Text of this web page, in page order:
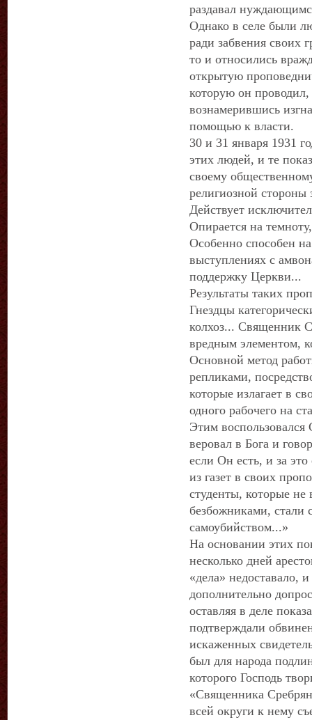
раздавал
Однако в селе были
ради забвения своих
то и относились
открытую
которую он проводил,
вознамерившись
помощью к власти.
30 и 31 января 1931
этих людей, и те
своему
религиозной стороны
Действует
Опирается на
Особенно способен
выступлениях с
поддержку Церкви...
Результаты таких
Гнездцы
колхоз... Священник
вредным элементом,
Основной метод
репликами,
которые излагает в
одного рабочего на
Этим воспользовался
веровал в Бога и
если Он есть, и за это
из газет в своих
студенты, которые
безбожниками, стали
самоубийством...»
На основании этих
несколько дней
«дела» недоставало,
дополнительно
оставляя в деле
подтверждали
искаженных
был для народа
которого Господь
«Священника
всей округи к нему